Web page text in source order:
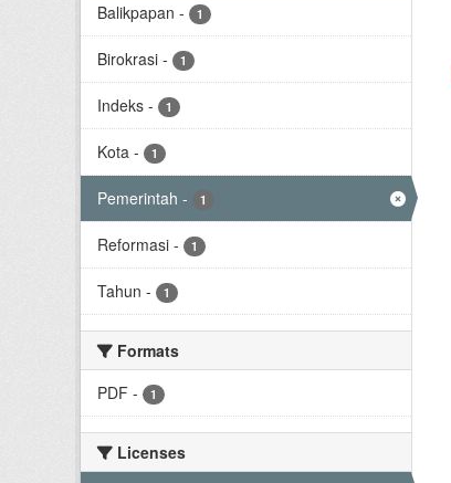
Balikpapan - 1
Birokrasi - 1
Indeks - 1
Kota - 1
Pemerintah - 1
Reformasi - 1
Tahun - 1
Formats
PDF - 1
Licenses